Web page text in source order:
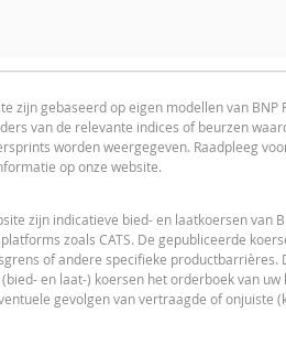
AANTAL PRODUCTEN
PDF
PDF
advice advised
zijn gebaseerd op eigen modellen van
van de relevante indices of beurzen
worden weergegeven. Raadpleeg
op onze website.
zijn indicatieve bied- en laatkoersen van
zoals CATS. De gepubliceerde
of andere specifieke
en laat-) koersen het orderboek van
gevolgen van vertraagde of onjuiste